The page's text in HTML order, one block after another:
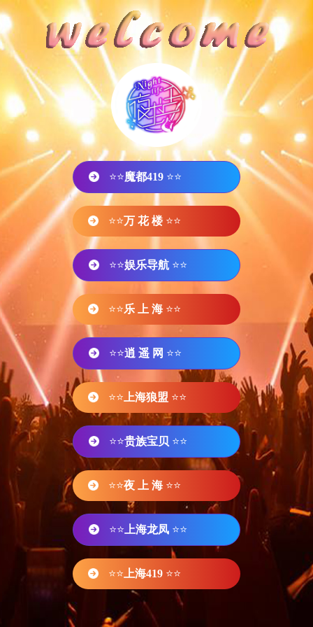
⭐⭐魔都419 ⭐⭐
⭐⭐万 花 楼 ⭐⭐
⭐⭐娱乐导航 ⭐⭐
⭐⭐乐 上 海 ⭐⭐
⭐⭐逍 遥 网 ⭐⭐
⭐⭐ 上海狼盟 ⭐⭐
⭐⭐贵族宝贝 ⭐⭐
⭐⭐夜 上 海 ⭐⭐
⭐⭐ 上海龙凤 ⭐⭐
⭐⭐ 上海419 ⭐⭐